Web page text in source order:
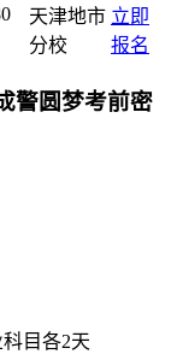
天津地市
分校
立即
报名
警圆梦考前密
目各2天